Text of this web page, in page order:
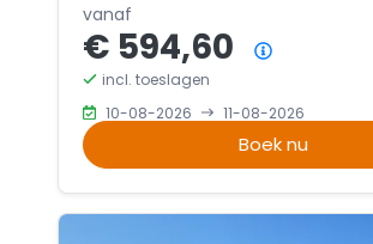
vanaf
€ 594,60
incl. toeslagen
10-08-2026
11-08-2026
Boek nu